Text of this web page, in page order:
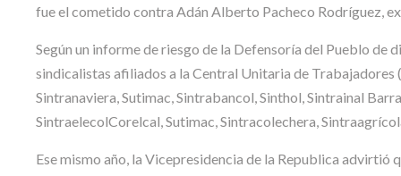
fue el cometido contra Adán Alberto Pacheco Rodríguez,
Según un informe de riesgo de la Defensoría del Pueblo de
sindicalistas afiliados a la Central Unitaria de
Sintranaviera, Sutimac, Sintrabancol, Sinthol, Sintrainal
SintraelecolCorelcal, Sutimac, Sintracolechera,
Ese mismo año, la Vicepresidencia de la Republica